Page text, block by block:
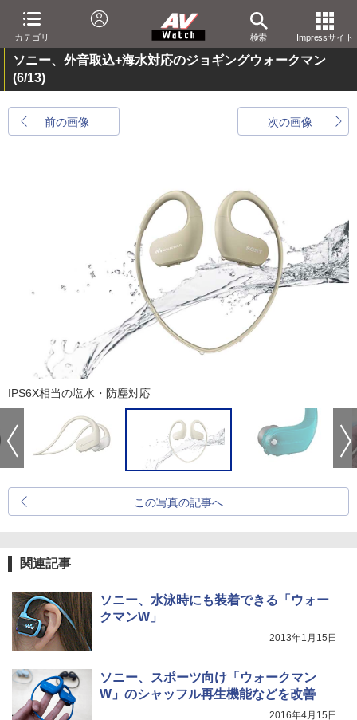
カテゴリ 検索 Impressサイト
ソニー、外音取込+海水対応のジョギングウォークマン
(6/13)
前の画像 次の画像
IPS6X相当の塩水・防塵対応
この写真の記事へ
関連記事
ソニー、水泳時にも装着できる「ウォー
クマンW」
2013年1月15日
ソニー、スポーツ向け「ウォークマン
W」のシャッフル再生機能などを改善
2016年4月15日